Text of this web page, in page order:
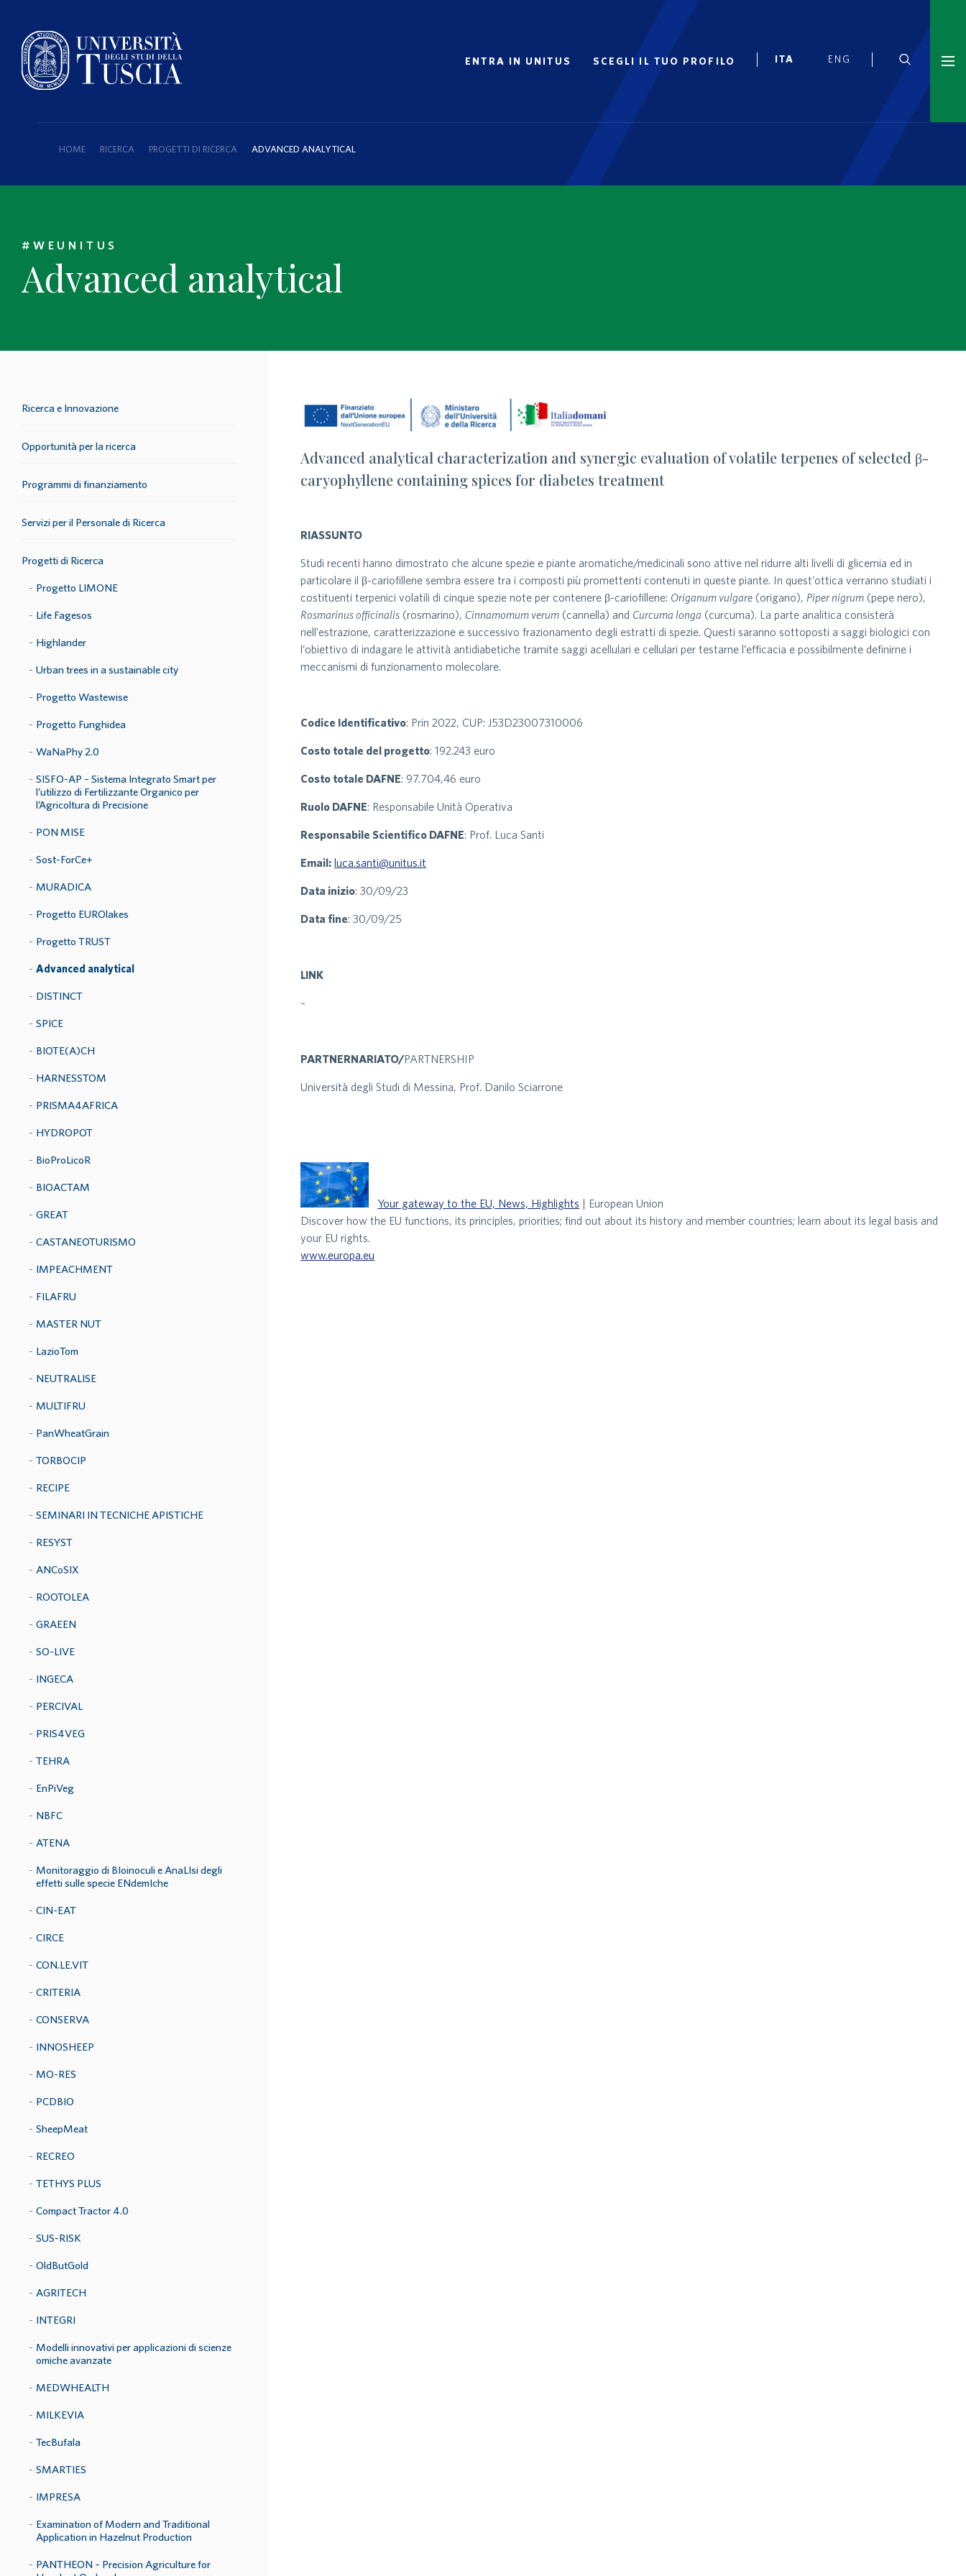
ENTRA IN UNITUS SCEGLI IL TUO PROFILO
HOME RICERCA PROGETTI DI RICERCA ADVANCED ANALYTICAL
#WEUNITUS
Advanced analytical
Ricerca e Innovazione
Opportunità per la ricerca
Programmi di finanziamento
Servizi per il Personale di Ricerca
Progetti di Ricerca
Progetto LIMONE
Life Fagesos
Highlander
Urban trees in a sustainable city
Progetto Wastewise
Progetto Funghidea
WaNaPhy 2.0
SISFO-AP – Sistema Integrato Smart per
l’utilizzo di Fertilizzante Organico per
l’Agricoltura di Precisione
PON MISE
Sost-ForCe+
MURADICA
Progetto EUROlakes
Progetto TRUST
Advanced analytical
DISTINCT
SPICE
BIOTE(A)CH
HARNESSTOM
PRISMA4AFRICA
HYDROPOT
BioProLicoR
BIOACTAM
GREAT
CASTANEOTURISMO
IMPEACHMENT
FILAFRU
MASTER NUT
LazioTom
NEUTRALISE
MULTIFRU
PanWheatGrain
TORBOCIP
RECIPE
SEMINARI IN TECNICHE APISTICHE
RESYST
ANCoSIX
ROOTOLEA
GRAEEN
SO-LIVE
INGECA
PERCIVAL
PRIS4VEG
TEHRA
EnPiVeg
NBFC
ATENA
Monitoraggio di BIoinoculi e AnaLIsi degli
effetti sulle specie ENdemIche
CIN-EAT
CIRCE
CON.LE.VIT
CRITERIA
CONSERVA
INNOSHEEP
MO-RES
PCDBIO
SheepMeat
RECREO
TETHYS PLUS
Compact Tractor 4.0
SUS-RISK
OldButGold
AGRITECH
INTEGRI
Modelli innovativi per applicazioni di scienze
omiche avanzate
MEDWHEALTH
MILKEVIA
TecBufala
SMARTIES
IMPRESA
Examination of Modern and Traditional
Application in Hazelnut Production
PANTHEON – Precision Agriculture for
Advanced analytical characterization and synergic evaluation of volatile terpenes of selected β-
caryophyllene containing spices for diabetes treatment
RIASSUNTO
Studi recenti hanno dimostrato che alcune spezie e piante aromatiche/medicinali sono attive nel ridurre alti livelli di glicemia ed in
particolare il β-cariofillene sembra essere tra i composti più promettenti contenuti in queste piante. In quest’ottica verranno studiati i
costituenti terpenici volatili di cinque spezie note per contenere β-cariofillene: Origanum vulgare (origano), Piper nigrum (pepe nero),
Rosmarinus officinalis (rosmarino), Cinnamomum verum (cannella) and Curcuma longa (curcuma). La parte analitica consisterà
nell’estrazione, caratterizzazione e successivo frazionamento degli estratti di spezie. Questi saranno sottoposti a saggi biologici con
l’obiettivo di indagare le attività antidiabetiche tramite saggi acellulari e cellulari per testarne l’efficacia e possibilmente definirne i
meccanismi di funzionamento molecolare.
Codice Identificativo: Prin 2022, CUP: J53D23007310006
Costo totale del progetto: 192.243 euro
Costo totale DAFNE: 97.704,46 euro
Ruolo DAFNE: Responsabile Unità Operativa
Responsabile Scientifico DAFNE: Prof. Luca Santi
Email: luca.santi@unitus.it
Data inizio: 30/09/23
Data fine: 30/09/25
LINK
–
PARTNERNARIATO/PARTNERSHIP
Università degli Studi di Messina, Prof. Danilo Sciarrone
Your gateway to the EU, News, Highlights | European Union
Discover how the EU functions, its principles, priorities; find out about its history and member countries; learn about its legal basis and
your EU rights.
www.europa.eu